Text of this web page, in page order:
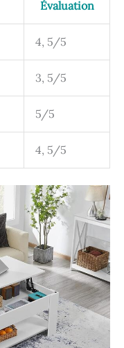
Évaluation
4, 5/5
3, 5/5
5/5
4, 5/5